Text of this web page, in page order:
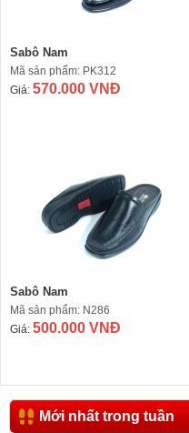
Sabô Nam
Mã sản phẩm: PK312
Giá: 570.000 VNĐ
Sabô Nam
Mã sản phẩm: N286
Giá: 500.000 VNĐ
Mới nhất trong tuần